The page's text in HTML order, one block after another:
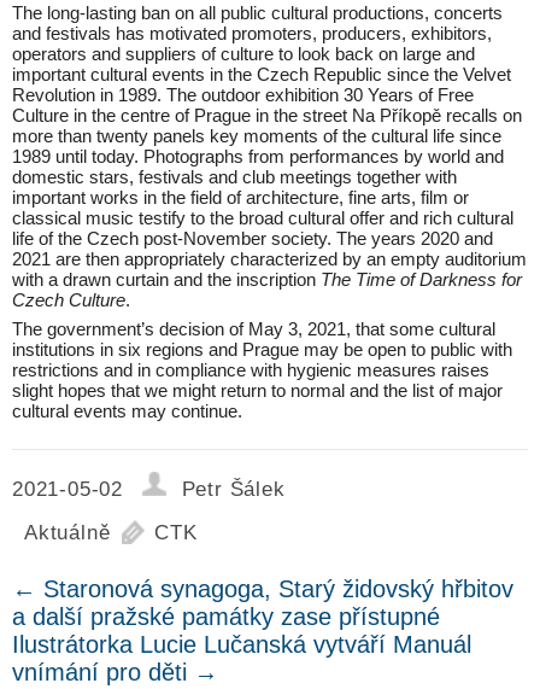
The long-lasting ban on all public cultural productions, concerts
and festivals has motivated promoters, producers, exhibitors,
operators and suppliers of culture to look back on large and
important cultural events in the Czech Republic since the Velvet
Revolution in 1989. The outdoor exhibition 30 Years of Free
Culture in the centre of Prague in the street Na Příkopě recalls on
more than twenty panels key moments of the cultural life since
1989 until today. Photographs from performances by world and
domestic stars, festivals and club meetings together with
important works in the field of architecture, fine arts, film or
classical music testify to the broad cultural offer and rich cultural
life of the Czech post-November society. The years 2020 and
2021 are then appropriately characterized by an empty auditorium
with a drawn curtain and the inscription The Time of Darkness for
Czech Culture.
The government’s decision of May 3, 2021, that some cultural
institutions in six regions and Prague may be open to public with
restrictions and in compliance with hygienic measures raises
slight hopes that we might return to normal and the list of major
cultural events may continue.
2021-05-02
Petr Šálek
Aktuálně
CTK
← Staronová synagoga, Starý židovský hřbitov
a další pražské památky zase přístupné
Ilustrátorka Lucie Lučanská vytváří Manuál
vnímání pro děti →